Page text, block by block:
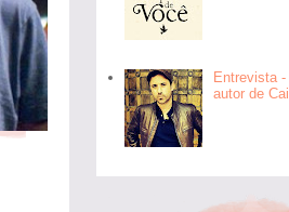
Entrevista -
autor de